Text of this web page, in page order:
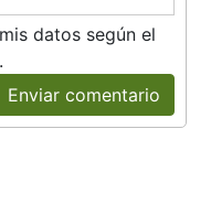
datos según el
.
Enviar comentario